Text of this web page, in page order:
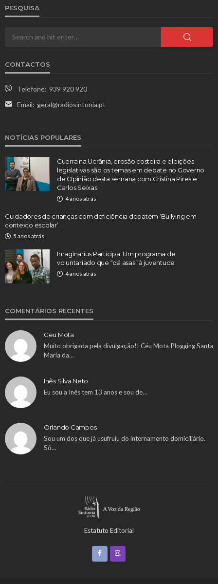
PESQUISA
CONTACTOS
Telefone: 939 920 920
Email: geral@radiosintonia.pt
NOTÍCIAS POPULARES
Guerra na Ucrânia, erosão costeira e eleições
legislativas são os temas em debate no Governo
de Opinião desta semana com Cristina Pires e
Carlos Seixas
4 anos atrás
Cuidadores de crianças com deficiência debatem ‘Bullying em
contexto escolar’
5 anos atrás
Imaginarius Participa: Um programa de
voluntariado que “dá asas” à juventude
4 anos atrás
COMENTÁRIOS RECENTES
Ceu Mota
Muito obrigada pela divulgação!! Céu Mota Plogging Santa
Maria da…
Inês Silva Neto
Eu sou a Inês tem 13 anos e sou de…
Orlando Campos
Sou um dos que já usufruiu do internamento domiciliário.
Só…
Estatuto Editorial